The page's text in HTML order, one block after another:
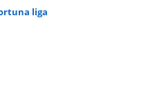
liga